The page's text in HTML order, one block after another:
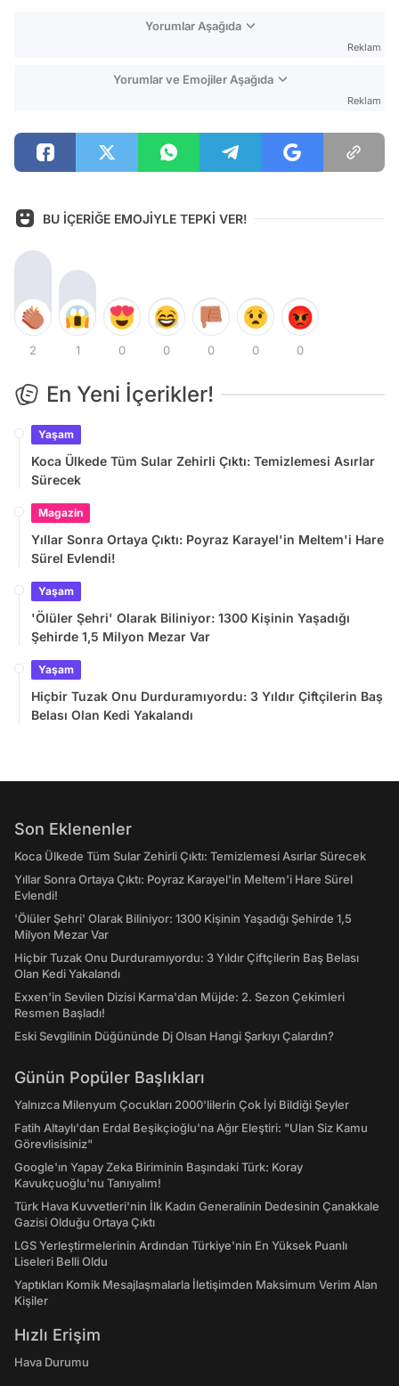
Yorumlar Aşağıda
Reklam
Yorumlar ve Emojiler Aşağıda
Reklam
BU İÇERİĞE EMOJİYLE TEPKİ VER!
2 1 0 0 0 0 0
En Yeni İçerikler!
Yaşam
Koca Ülkede Tüm Sular Zehirli Çıktı: Temizlemesi Asırlar
Sürecek
Magazin
Yıllar Sonra Ortaya Çıktı: Poyraz Karayel'in Meltem'i Hare
Sürel Evlendi!
Yaşam
'Ölüler Şehri' Olarak Biliniyor: 1300 Kişinin Yaşadığı
Şehirde 1,5 Milyon Mezar Var
Yaşam
Hiçbir Tuzak Onu Durduramıyordu: 3 Yıldır Çiftçilerin Baş
Belası Olan Kedi Yakalandı
Son Eklenenler
Koca Ülkede Tüm Sular Zehirli Çıktı: Temizlemesi Asırlar Sürecek
Yıllar Sonra Ortaya Çıktı: Poyraz Karayel'in Meltem'i Hare Sürel
Evlendi!
'Ölüler Şehri' Olarak Biliniyor: 1300 Kişinin Yaşadığı Şehirde 1,5
Milyon Mezar Var
Hiçbir Tuzak Onu Durduramıyordu: 3 Yıldır Çiftçilerin Baş Belası
Olan Kedi Yakalandı
Exxen'in Sevilen Dizisi Karma'dan Müjde: 2. Sezon Çekimleri
Resmen Başladı!
Eski Sevgilinin Düğününde Dj Olsan Hangi Şarkıyı Çalardın?
Günün Popüler Başlıkları
Yalnızca Milenyum Çocukları 2000'lilerin Çok İyi Bildiği Şeyler
Fatih Altaylı'dan Erdal Beşikçioğlu'na Ağır Eleştiri: "Ulan Siz Kamu
Görevlisisiniz"
Google'ın Yapay Zeka Biriminin Başındaki Türk: Koray
Kavukçuoğlu'nu Tanıyalım!
Türk Hava Kuvvetleri'nin İlk Kadın Generalinin Dedesinin Çanakkale
Gazisi Olduğu Ortaya Çıktı
LGS Yerleştirmelerinin Ardından Türkiye'nin En Yüksek Puanlı
Liseleri Belli Oldu
Yaptıkları Komik Mesajlaşmalarla İletişimden Maksimum Verim Alan
Kişiler
Hızlı Erişim
Hava Durumu